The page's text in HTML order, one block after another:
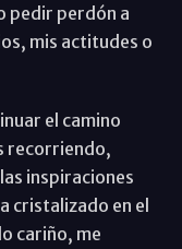
pedir perdón a
mis actitudes o
el camino
recorriendo,
inspiraciones
cristalizado en el
cariño, me